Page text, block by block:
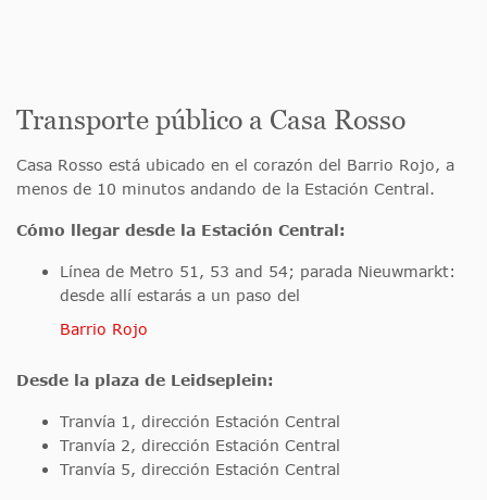
Transporte público a Casa Rosso
Casa Rosso está ubicado en el corazón del Barrio Rojo, a
menos de 10 minutos andando de la Estación Central.
Cómo llegar desde la Estación Central:
Línea de Metro 51, 53 and 54; parada Nieuwmarkt:
desde allí estarás a un paso del
Barrio Rojo
Desde la plaza de Leidseplein:
Tranvía 1, dirección Estación Central
Tranvía 2, dirección Estación Central
Tranvía 5, dirección Estación Central